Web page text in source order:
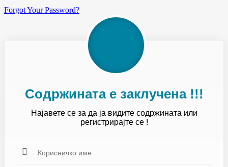
Forgot Your Password?
Содржината е заклучена !!!
Најавете се за да ја видите содржината или
регистрирајте се !